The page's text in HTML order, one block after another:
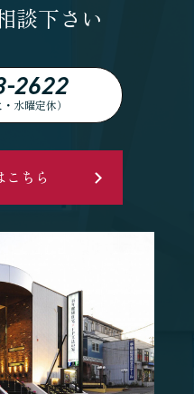
談下さい
2622
水曜定休）
ちら